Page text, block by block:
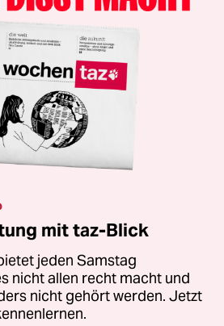
mit taz-Blick
jeden Samstag
nicht allen recht macht und
nicht gehört werden. Jetzt